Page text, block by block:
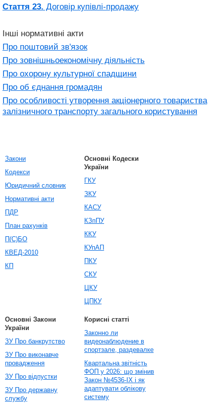
Стаття 23. Договір купівлі-продажу
Інші нормативні акти
Про поштовий зв'язок
Про зовнішньоекономічну діяльність
Про охорону культурної спадщини
Про об єднання громадян
Про особливості утворення акціонерного товариства
залізничного транспорту загального користування
Закони
Кодекси
Юридичний словник
Нормативні акти
ПДР
План рахунків
П(С)БО
КВЕД-2010
КП
Основні Кодески
України
ГКУ
ЗКУ
КАСУ
КЗпПУ
ККУ
КУпАП
ПКУ
СКУ
ЦКУ
ЦПКУ
Основні Закони
України
ЗУ Про банкрутство
ЗУ Про виконавче
провадження
ЗУ Про відпустки
ЗУ Про державну
службу
Корисні статті
Законно ли
видеонаблюдение в
спортзале, раздевалке
Квартальна звітність
ФОП у 2026: що змінив
Закон №4536-IX і як
адаптувати облікову
систему